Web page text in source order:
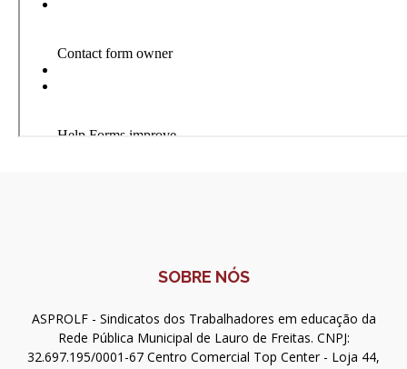
SOBRE NÓS
ASPROLF - Sindicatos dos Trabalhadores em educação da
Rede Pública Municipal de Lauro de Freitas. CNPJ:
32.697.195/0001-67 Centro Comercial Top Center - Loja 44,